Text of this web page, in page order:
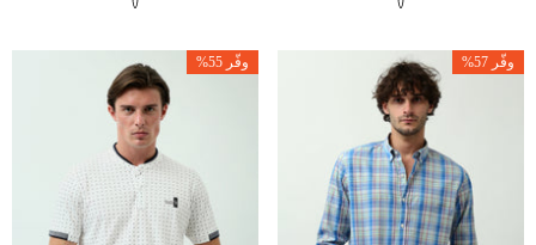
وفّر 57% وفّر 55%